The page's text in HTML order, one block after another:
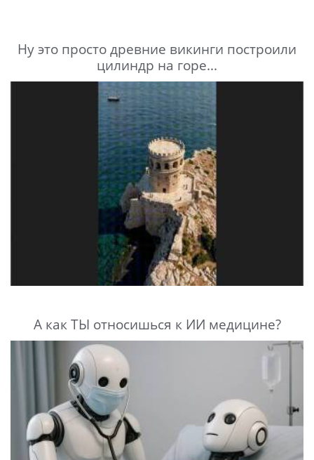
Ну это просто древние викинги построили
цилиндр на горе...
А как ТЫ относишься к ИИ медицине?